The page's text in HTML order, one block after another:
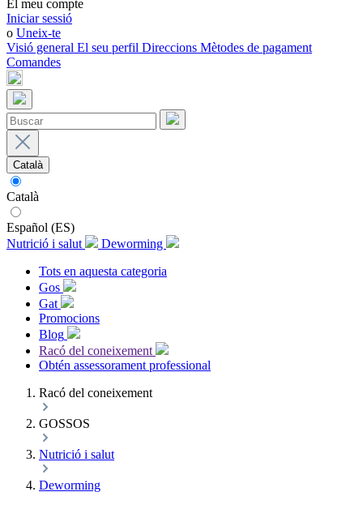
El meu compte
Iniciar sessió
o Uneix-te
Visió general El seu perfil Direccions Mètodes de pagament
Comandes
Català
Català
Español (ES)
Nutrició i salut
Deworming
Tots en aquesta categoria
Gos
Gat
Promocions
Blog
Racó del coneixement
Obtén assessorament professional
Racó del coneixement
GOSSOS
Nutrició i salut
Deworming